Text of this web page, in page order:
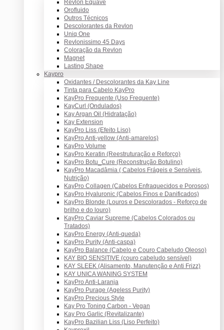
Revlon Equave
Orofluido
Outros Técnicos
Descolorantes da Revlon
Uniq One
Revlonissimo 45 Days
Coloração da Revlon
Magnet
Lasting Shape
Kaypro
Oxidantes / Descolorantes da Kay Line
Tinta para Cabelo KayPro
KayPro Frequente (Uso Frequente)
KayCurl (Ondulados)
Kay Argan Oil (Hidratação)
Kay Extension
KayPro Liss (Efeito Liso)
KayPro Anti-yellow (Anti-amarelos)
KayPro Volume
KayPro Keratin (Reestruturação e Reforço)
KayPro Botu_Cure (Reconstrução Botulino)
KayPro Macadâmia ( Cabelos Frágeis e Sensíveis,
Nutrição)
KayPro Collagen (Cabelos Enfraquecidos e Porosos)
KayPro Hyaluronic (Cabelos Finos e Danificados)
KayPro Blonde (Louros e Descolorados - Reforço de
brilho e do louro)
KayPro Caviar Supreme (Cabelos Colorados ou
Tratados)
KayPro Energy (Anti-queda)
KayPro Purity (Anti-caspa)
KayPro Balance (Cabelo e Couro Cabeludo Oleoso)
KAY BIO SENSITIVE (couro cabeludo sensível)
KAY SLEEK (Alisamento, Manutenção e Anti Frizz)
KAY UNICA WANING SYSTEM
KayPro Anti-Laranja
KayPro Purage (Ageless Purity)
KayPro Precious Style
Kay Pro Toning Carbon - Vegan
Kay Pro Garlic (Revitalizante)
KayPro Bazilian Liss (Liso Perfeito)